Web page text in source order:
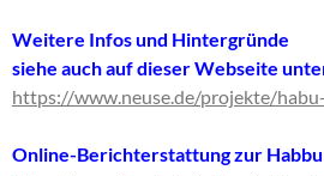
Weitere Infos und Hintergründe
siehe auch auf dieser Webseite
https://www.neuse.de/projekte/
Online-Berichterstattung zur